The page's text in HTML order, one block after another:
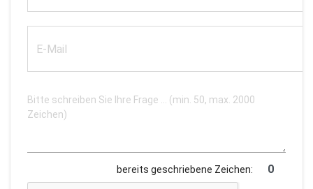
bereits geschriebene Zeichen: